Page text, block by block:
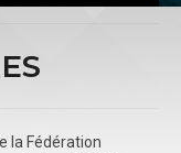
la Fédération